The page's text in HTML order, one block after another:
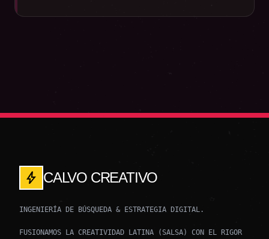
bolt CALVO CREATIVO
INGENIERÍA DE BÚSQUEDA & ESTRATEGIA DIGITAL.
FUSIONAMOS LA CREATIVIDAD LATINA (SALSA) CON EL RIGOR